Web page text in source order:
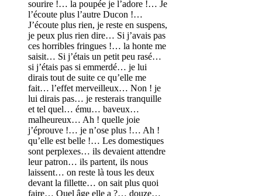
sourire !… la poupée je l’adore !… Je
l’écoute plus l’autre Ducon !…
J’écoute plus rien, je reste en suspens,
je peux plus rien dire… Si j’avais pas
ces horribles fringues !… la honte me
saisit… Si j’étais un petit peu rasé…
si j’étais pas si emmerdé… je lui
dirais tout de suite ce qu’elle me
fait… l’effet merveilleux… Non ! je
lui dirais pas… je resterais tranquille
et tel quel… ému… baveux…
malheureux… Ah ! quelle joie
j’éprouve !… je n’ose plus !… Ah !
qu’elle est belle !… Les domestiques
sont perplexes… ils devaient attendre
leur patron… ils partent, ils nous
laissent… on reste là tous les deux
devant la fillette… on sait plus quoi
faire… Quel âge elle a ?… douze…